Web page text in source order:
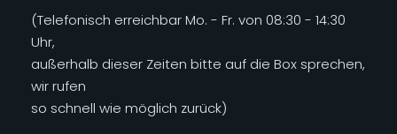
(Telefonisch erreichbar Mo. - Fr. von 08:30 - 14:30
Uhr,
außerhalb dieser Zeiten bitte auf die Box sprechen,
wir rufen
so schnell wie möglich zurück)